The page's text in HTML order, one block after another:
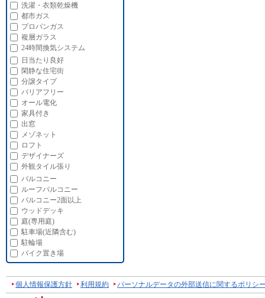
洗濯・衣類乾燥機
都市ガス
プロパンガス
複層ガラス
24時間換気システム
日当たり良好
閑静な住宅街
分譲タイプ
バリアフリー
オール電化
家具付き
出窓
メゾネット
ロフト
デザイナーズ
外観タイル張り
バルコニー
ルーフバルコニー
バルコニー2面以上
ウッドデッキ
庭(専用庭)
駐車場(近隣含む)
駐輪場
バイク置き場
個人情報保護方針 利用規約 パーソナルデータの外部送信に関するポリシ